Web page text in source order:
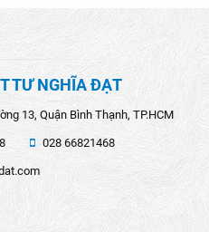
TƯ NGHĨA ĐẠT
13, Quận Bình Thạnh, TP.HCM
028 66821468